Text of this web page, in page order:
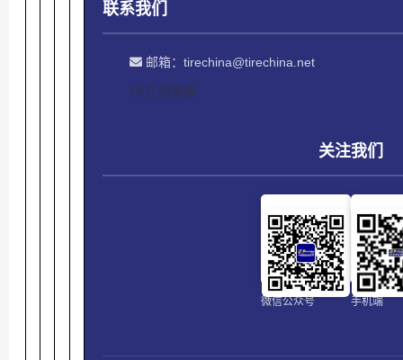
联系我们
邮箱： tirechina@tirechina.net
在线客服
关注我们
微信公众号 手机端